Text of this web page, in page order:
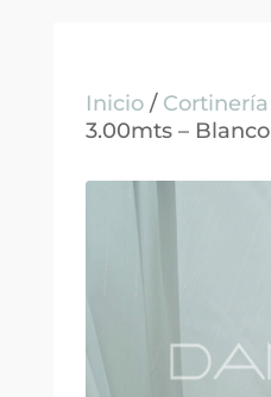
Inicio/ Cortinería
3.00mts – Blanco